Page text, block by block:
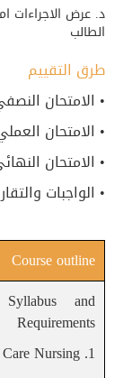
د. عرض الاجراءات
الطالب
طرق التقييم
• الامتحان النصفي
• الامتحان العملي
• الامتحان النهائي
• الواجبات والتقارير
Course outline
and
Requirements
1. Overview of Critical Care Nursing